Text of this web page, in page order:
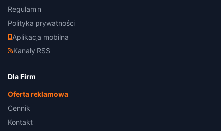
Regulamin
Polityka prywatności
Aplikacja mobilna
Kanały RSS
Dla Firm
Oferta reklamowa
Cennik
Kontakt